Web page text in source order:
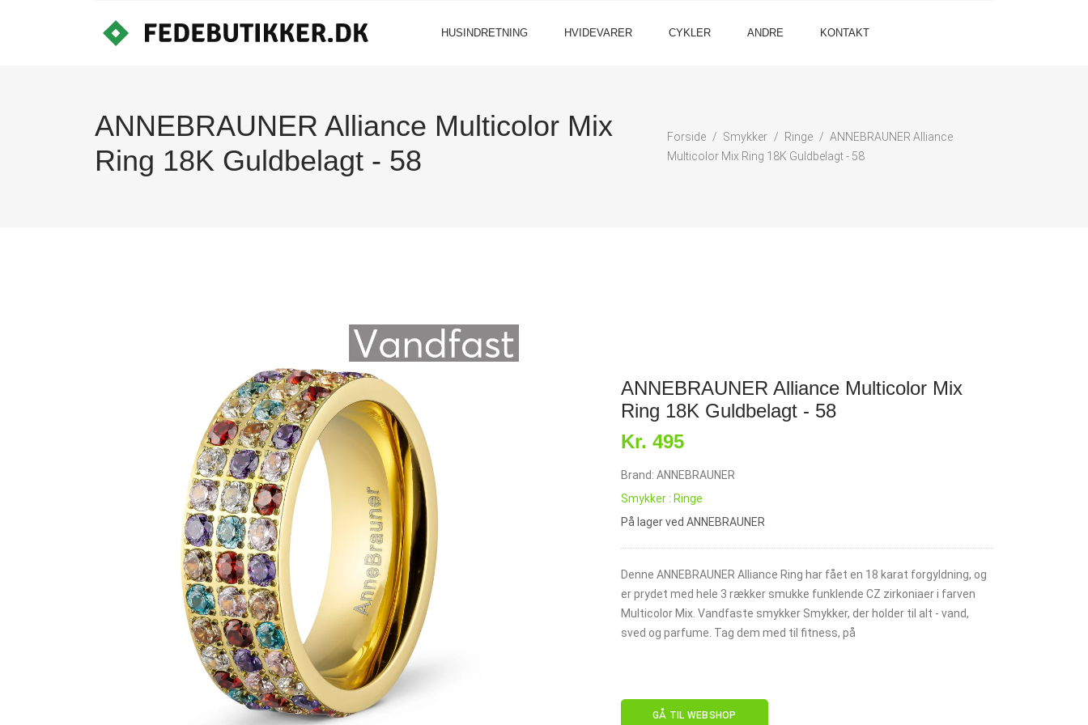
HUSINDRETNING HVIDEVARER CYKLER ANDRE KONTAKT
ANNEBRAUNER Alliance Multicolor Mix
Ring 18K Guldbelagt - 58
Forside Smykker Ringe
ANNEBRAUNER Alliance
Multicolor Mix Ring 18K Guldbelagt - 58
ANNEBRAUNER Alliance Multicolor Mix
Ring 18K Guldbelagt - 58
Kr. 495
Brand: ANNEBRAUNER
Smykker : Ringe
På lager ved ANNEBRAUNER
Denne ANNEBRAUNER Alliance Ring har fået en 18 karat forgyldning, og
er prydet med hele 3 rækker smukke funklende CZ zirkoniaer i farven
Multicolor Mix. Vandfaste smykker Smykker, der holder til alt - vand,
sved og parfume. Tag dem med til fitness, på
GÅ TIL WEBSHOP